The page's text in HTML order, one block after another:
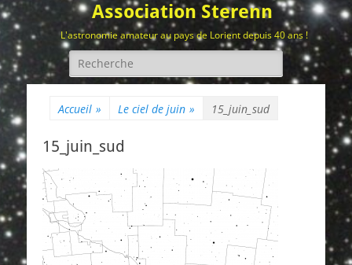
Association Sterenn
L'astronomie amateur au pays de Lorient depuis 40 ans !
Rechercher :
Accueil » Le ciel de juin » 15_juin_sud
15_juin_sud